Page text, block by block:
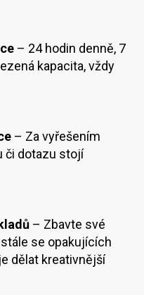
– 24 hodin denně, 7
kapacita, vždy
– Za vyřešením
či dotazu stojí
– Zbavte své
se opakujících
dělat kreativnější